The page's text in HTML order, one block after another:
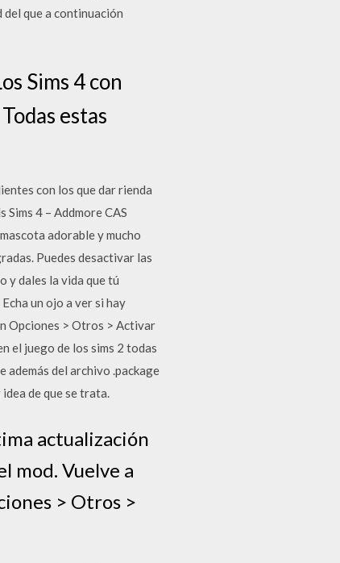
del que a continuación
Sims 4 con
estas
con los que dar rienda
4 – Addmore CAS
adorable y mucho
Puedes desactivar las
y dales la vida que tú
un ojo a ver si hay
Opciones > Otros > Activar
el juego de los sims 2 todas
además del archivo .package
de que se trata.
actualización
mod. Vuelve a
> Otros >